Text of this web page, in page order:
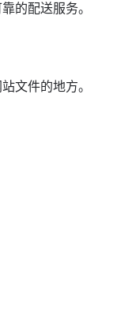
的配送服务。
文件的地方。